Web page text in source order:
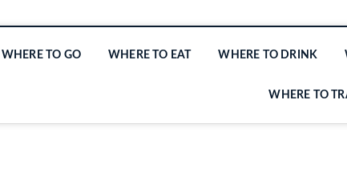
WHERE TO GO WHERE TO EAT WHERE TO DRINK
WHERE TO